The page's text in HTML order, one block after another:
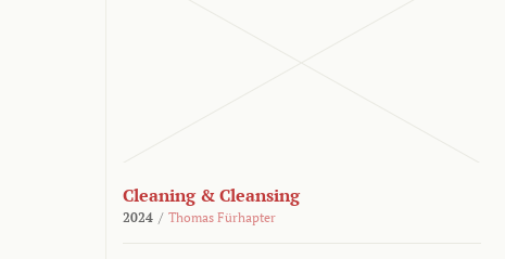
Cleaning & Cleansing
2024 / Thomas Fürhapter